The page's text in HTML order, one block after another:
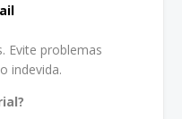
Evite problemas
indevida.